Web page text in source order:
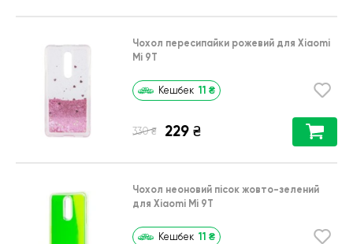
Чохол пересипайки рожевий для Xiaomi
Mi 9T
Кешбек 11 ₴
330 ₴ 229 ₴
Чохол неоновий пісок жовто-зелений
для Xiaomi Mi 9T
Кешбек 11 ₴